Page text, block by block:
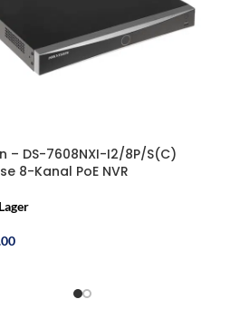
– DS-7608NXI-I2/8P/S(C)
8-Kanal PoE NVR